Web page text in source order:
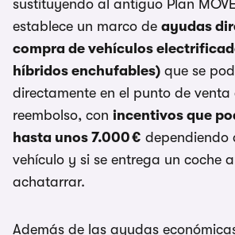
sustituyendo al antiguo Plan
establece un marco de ayudas
compra de vehículos
híbridos enchufables) que se
directamente en el punto de venta
reembolso, con incentivos que
hasta unos 7.000 € dependiendo
vehículo y si se entrega un coche
achatarrar.
Además de las ayudas